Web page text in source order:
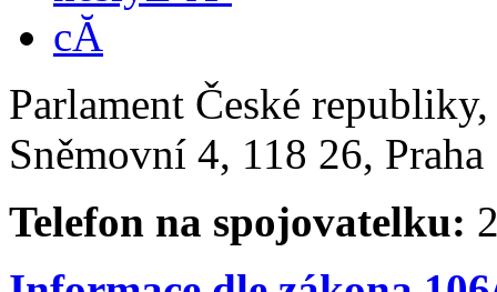
Parlament České
Sněmovní 4, 118 26,
Telefon na spojovatelku: